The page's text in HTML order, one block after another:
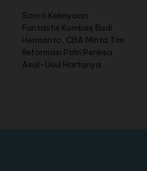
Soroti Kekayaan
Fantastis Kombes Budi
Hermanto, CBA Minta Tim
Reformasi Polri Periksa
Asal-Usul Hartanya